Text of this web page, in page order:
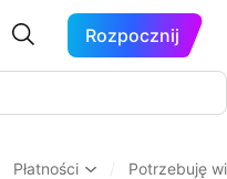
Rozpocznij
Płatności Potrzebuję